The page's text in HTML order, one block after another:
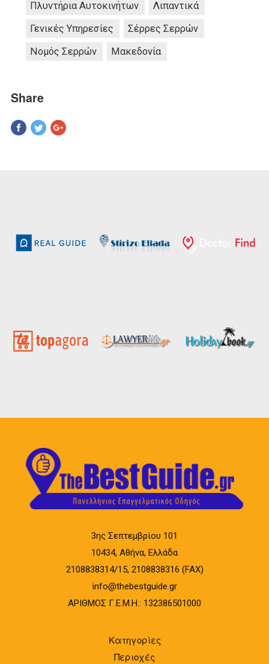
Πλυντήρια Αυτοκινήτων
Λιπαντικά
Γενικές Υπηρεσίες
Σέρρες Σερρών
Νομός Σερρών
Μακεδονία
Share
3ης Σεπτεμβρίου 101
10434, Αθήνα, Ελλάδα
2108838314/15, 2108838316 (FAX)
info@thebestguide.gr
ΑΡΙΘΜΟΣ Γ.Ε.Μ.Η.: 132386501000
Κατηγορίες
Περιοχές